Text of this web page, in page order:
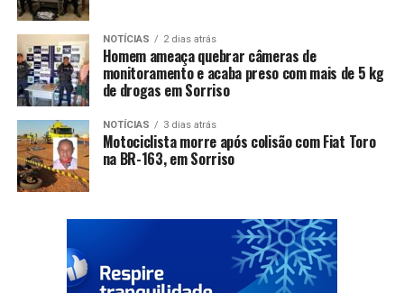
NOTÍCIAS 2 dias atrás
Homem ameaça quebrar câmeras de
monitoramento e acaba preso com mais de 5 kg
de drogas em Sorriso
NOTÍCIAS 3 dias atrás
Motociclista morre após colisão com Fiat Toro
na BR-163, em Sorriso